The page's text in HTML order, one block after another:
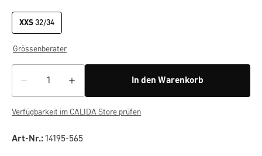
XXS 32/34
Grössenberater
In den Warenkorb
Verfügbarkeit im CALIDA Store prüfen
Art-Nr.:14195-565